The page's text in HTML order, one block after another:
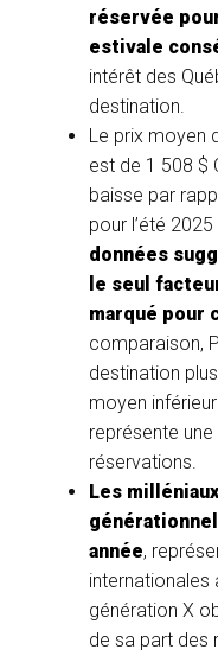
réservée
estivale
intérêt des
destination.
Le prix moyen
est de 1 508 $
baisse par
pour l’été
données
le seul
marqué pour
comparaison,
destination
moyen
représente
réservations.
Les
année,
internationales
génération X
de sa part des